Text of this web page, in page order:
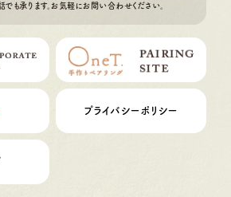
も承ります。お気軽にお問い合わせください。
プライバシーポリシー